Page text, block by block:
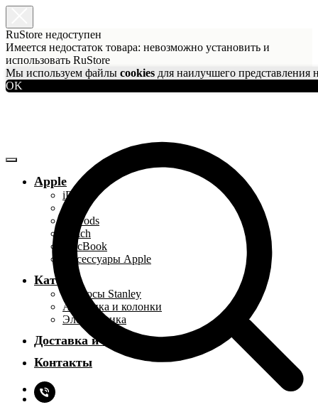
RuStore недоступен
Имеется недостаток товара: невозможно установить и
использовать RuStore
Мы используем файлы cookies для наилучшего представления
OK
Apple
iPhone
iPad
AirPods
Watch
MacBook
Аксессуары Apple
Каталог
Термосы Stanley
Акустика и колонки
Электроника
Доставка и оплата
Контакты